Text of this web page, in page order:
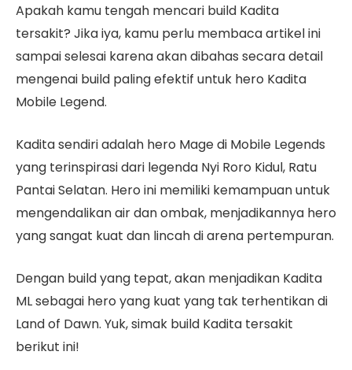
Apakah kamu tengah mencari build Kadita
tersakit? Jika iya, kamu perlu membaca artikel ini
sampai selesai karena akan dibahas secara detail
mengenai build paling efektif untuk hero Kadita
Mobile Legend.
Kadita sendiri adalah hero Mage di Mobile Legends
yang terinspirasi dari legenda Nyi Roro Kidul, Ratu
Pantai Selatan. Hero ini memiliki kemampuan untuk
mengendalikan air dan ombak, menjadikannya hero
yang sangat kuat dan lincah di arena pertempuran.
Dengan build yang tepat, akan menjadikan Kadita
ML sebagai hero yang kuat yang tak terhentikan di
Land of Dawn. Yuk, simak build Kadita tersakit
berikut ini!